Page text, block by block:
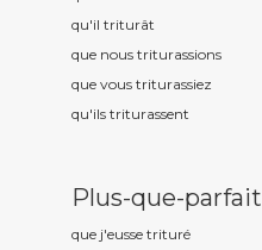
qu'il triturât
que nous triturassions
que vous triturassiez
qu'ils triturassent
Plus-que-parfait
que j'eusse trituré